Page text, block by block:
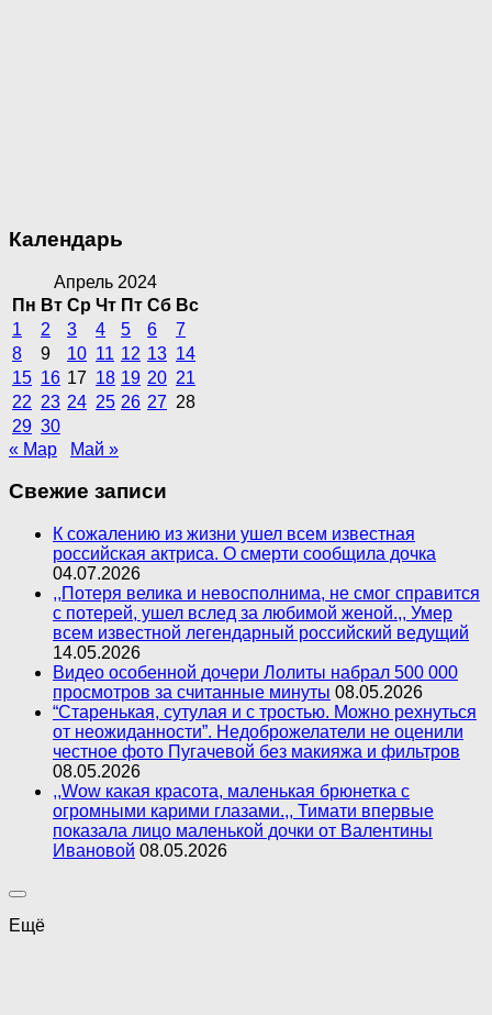
Календарь
Апрель 2024
Пн Вт Ср Чт Пт Сб Вс
1
2 3 4 5 6
7
8
9 10 11 12 13 14
15 16 17 18 19 20 21
22 23 24 25 26 27 28
29 30
« Мар
Май »
Свежие записи
К сожалению из жизни ушел всем известная
российская актриса. О смерти сообщила дочка
04.07.2026
,,Потеря велика и невосполнима, не смог справится
с потерей, ушел вслед за любимой женой.,, Умер
всем известной легендарный российский ведущий
14.05.2026
Видео особенной дочери Лолиты набрал 500 000
просмотров за считанные минуты 08.05.2026
“Старенькая, сутулая и с тростью. Можно рехнуться
от неожиданности”. Недоброжелатели не оценили
честное фото Пугачевой без макияжа и фильтров
08.05.2026
,,Wow какая красота, маленькая брюнетка с
огромными карими глазами.,, Тимати впервые
показала лицо маленькой дочки от Валентины
Ивановой 08.05.2026
Ещё